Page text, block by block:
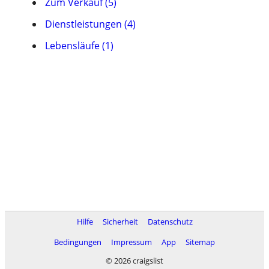
Dienstleistungen (4)
Lebensläufe (1)
Hilfe Sicherheit
Datenschutz
Bedingungen
Impressum App
Sitemap
© 2026 craigslist